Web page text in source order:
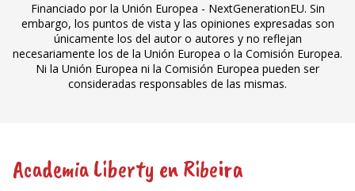
Financiado por la Unión Europea - NextGenerationEU. Sin
embargo, los puntos de vista y las opiniones expresadas son
únicamente los del autor o autores y no reflejan
necesariamente los de la Unión Europea o la Comisión Europea.
Ni la Unión Europea ni la Comisión Europea pueden ser
consideradas responsables de las mismas.
Academia Liberty en Ribeira